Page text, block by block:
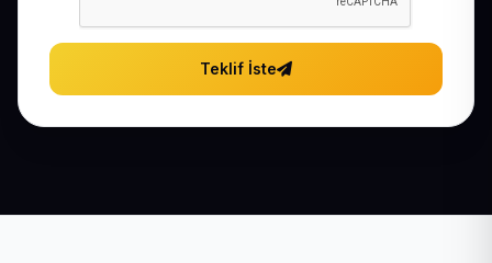
Teklif İste